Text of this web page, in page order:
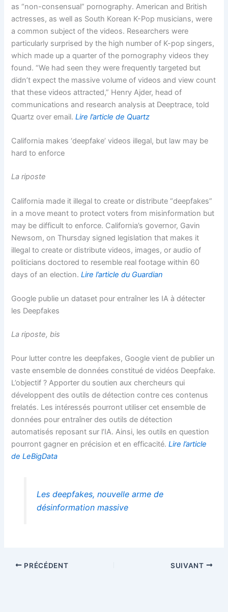
as “non-consensual” pornography. American and British
actresses, as well as South Korean K-Pop musicians, were
a common subject of the videos. Researchers were
particularly surprised by the high number of K-pop singers,
which made up a quarter of the pornography videos they
found. “We had seen they were frequently targeted but
didn’t expect the massive volume of videos and view count
that these videos attracted,” Henry Ajder, head of
communications and research analysis at Deeptrace, told
Quartz over email.Lire l’article de Quartz
California makes ‘deepfake’ videos illegal, but law may be
hard to enforce
La riposte
California made it illegal to create or distribute “deepfakes”
in a move meant to protect voters from misinformation but
may be difficult to enforce. California’s governor, Gavin
Newsom, on Thursday signed legislation that makes it
illegal to create or distribute videos, images, or audio of
politicians doctored to resemble real footage within 60
days of an election.Lire l’article du Guardian
Google publie un dataset pour entraîner les IA à détecter
les Deepfakes
La riposte, bis
Pour lutter contre les deepfakes, Google vient de publier un
vaste ensemble de données constitué de vidéos Deepfake.
L’objectif ? Apporter du soutien aux chercheurs qui
développent des outils de détection contre ces contenus
frelatés. Les intéressés pourront utiliser cet ensemble de
données pour entraîner des outils de détection
automatisés reposant sur l’IA. Ainsi, les outils en question
pourront gagner en précision et en efficacité.Lire l’article
de LeBigData
Les deepfakes, nouvelle arme de
désinformation massive
PRÉCÉDENT SUIVANT